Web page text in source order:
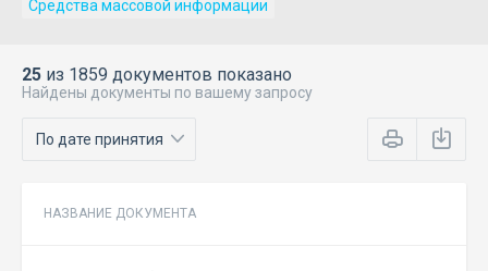
Средства массовой информации
25 из 1859 документов показано
Найдены документы по вашему запросу
НАЗВАНИЕ ДОКУМЕНТА